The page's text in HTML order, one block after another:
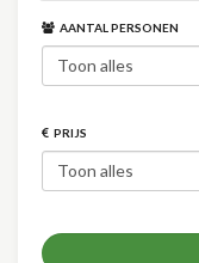
AANTAL PERSONEN
PRIJS